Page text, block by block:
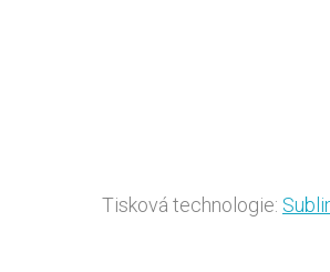
Tisková technologie: